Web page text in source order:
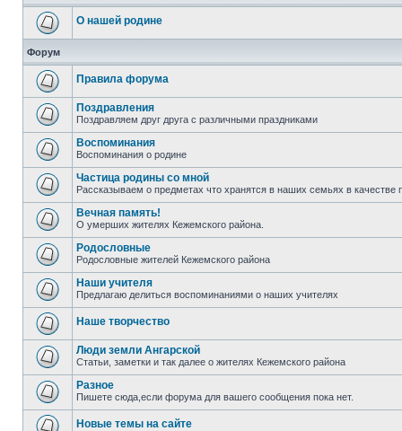
О нашей родине
Форум
Правила форума
Поздравления
Поздравляем друг друга с различными праздниками
Воспоминания
Воспоминания о родине
Частица родины со мной
Рассказываем о предметах что хранятся в наших семьях в
Вечная память!
О умерших жителях Кежемского района.
Родословные
Родословные жителей Кежемского района
Наши учителя
Предлагаю делиться воспоминаниями о наших учителях
Наше творчество
Люди земли Ангарской
Статьи, заметки и так далее о жителях Кежемского района
Разное
Пишете сюда,если форума для вашего сообщения пока нет.
Новые темы на сайте